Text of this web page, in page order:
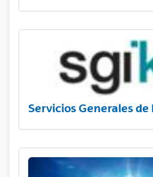
Servicios Generales